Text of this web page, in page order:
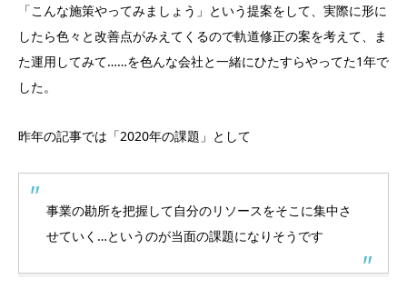
「こんな施策やってみましょう」という提案をして、実際に形に
したら色々と改善点がみえてくるので軌道修正の案を考えて、ま
た運用してみて……を色んな会社と一緒にひたすらやってた1年で
した。
昨年の記事では「2020年の課題」として
事業の勘所を把握して自分のリソースをそこに集中さ
せていく…というのが当面の課題になりそうです